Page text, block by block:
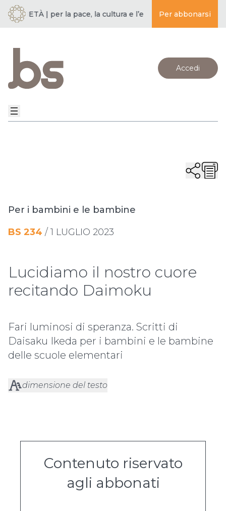
SOCIETÀ | per la pace, la cultura e l’educazione ·Per abbonarsi
Accedi
Per i bambini e le bambine
BS 234 / 1 LUGLIO 2023
Lucidiamo il nostro cuore
recitando Daimoku
Fari luminosi di speranza. Scritti di
Daisaku Ikeda per i bambini e le bambine
delle scuole elementari
dimensione del testo
Contenuto riservato
agli abbonati